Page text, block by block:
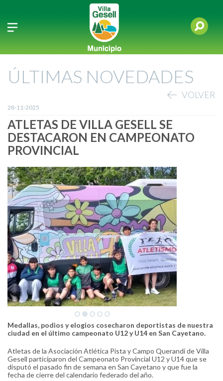
ÚLTIMAS NOVEDADES
VOLVER
28-11-2025
ATLETAS DE VILLA GESELL SE
DESTACARON EN CAMPEONATO
PROVINCIAL
Medallas, podios y elogios cosecharon deportistas de nuestra
ciudad en el último campeonato U12 y U14 en San Cayetano.
Atletas de la Asociación Atlética Pista y Campo Querandí de Villa
Gesell participaron del Campeonato Provincial U12 y U14 que se
disputó el pasado fin de semana en San Cayetano y que fue la
fecha de cierre del calendario federado del año.